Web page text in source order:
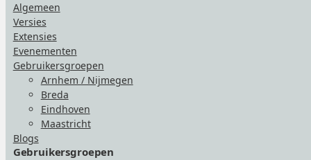
Algemeen
Versies
Extensies
Evenementen
Gebruikersgroepen
Arnhem / Nijmegen
Breda
Eindhoven
Maastricht
Blogs
Gebruikersgroepen